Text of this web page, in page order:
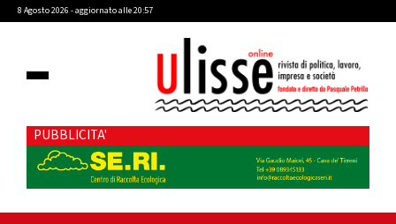
8 Agosto 2026 - aggiornato alle 20:57
PUBBLICITA'